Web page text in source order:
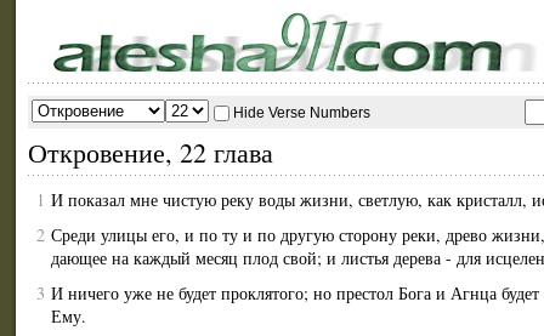
Hide Verse Numbers
Откровение, 22 глава
1 И показал мне чистую реку воды жизни, светлую, как кристалл,
2 Среди улицы его, и по ту и по другую сторону реки, древо
дающее на каждый месяц плод свой; и листья дерева - для
3 И ничего уже не будет проклятого; но престол Бога и Агнца
Ему.